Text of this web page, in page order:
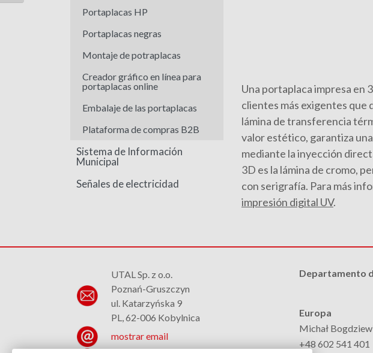
Una portaplaca impresa en
clientes más exigentes que
lámina de transferencia
valor estético, garantiza
mediante la inyección
3D es la lámina de cromo,
con serigrafía. Para más
impresión digital UV.
Portaplacas HP
Portaplacas negras
Montaje de potraplacas
Creador gráfico en línea para
portaplacas online
Embalaje de las portaplacas
Plataforma de compras B2B
Sistema de Información
Municipal
Señales de electricidad
UTAL Sp. z o.o.
Poznań-Gruszczyn
ul. Katarzyńska 9
PL, 62-006 Kobylnica
mostrar email
Departamento
Europa
Michał
+48 602 541 401